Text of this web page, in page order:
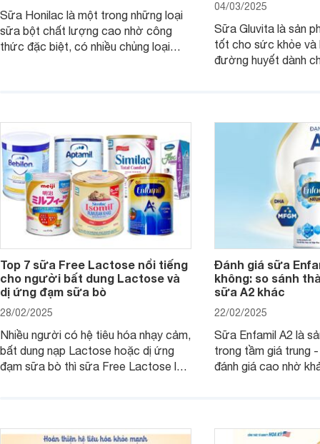
Sữa Honilac là một trong những loại
sữa bột chất lượng cao nhờ công
thức đặc biệt, có nhiều chủng loại
04/03/2025
Sữa Gluvita là sản
tốt cho sức khỏe và
đường huyết dành
thể gì, hãy cùng
hiểu ngay trong bài
Top 7 sữa Free Lactose nổi tiếng
cho người bất dung Lactose và
dị ứng đạm sữa bò
28/02/2025
Nhiều người có hệ tiêu hóa nhạy cảm,
bất dung nạp Lactose hoặc dị ứng
đạm sữa bò thì sữa Free Lactose là
người lớn, giúp giải quyết tình trạng rối
Đánh giá sữa
không: so sánh
sữa A2 khác
22/02/2025
Sữa Enfamil A2 là
trong tầm giá trung
đánh giá cao nhờ
dưỡng toàn diện